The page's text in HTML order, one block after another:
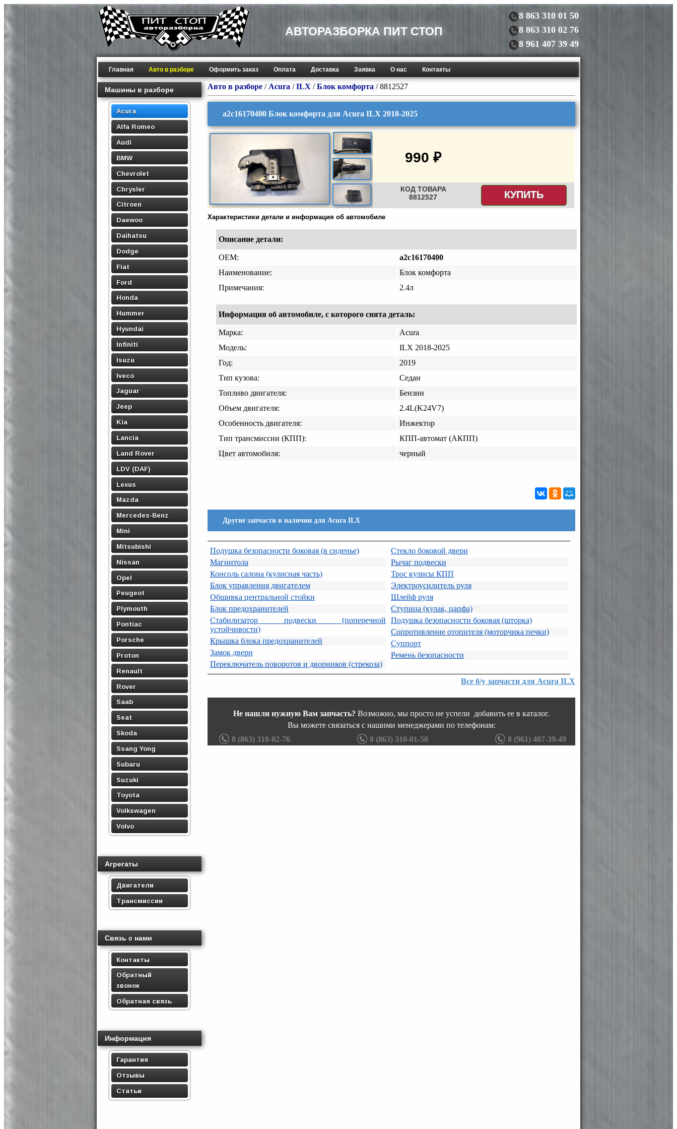
АВТОРАЗБОРКА ПИТ СТОП
8 863 310 01 50
8 863 310 02 76
8 961 407 39 49
Главная Авто в разборе Оформить заказ Оплата Доставка Заявка О нас Контакты
Машины в разборе
Acura
Alfa Romeo
Audi
BMW
Chevrolet
Chrysler
Citroen
Daewoo
Daihatsu
Dodge
Fiat
Ford
Honda
Hummer
Hyundai
Infiniti
Isuzu
Iveco
Jaguar
Jeep
Kia
Lancia
Land Rover
LDV (DAF)
Lexus
Mazda
Mercedes-Benz
Mini
Mitsubishi
Nissan
Opel
Peugeot
Plymouth
Pontiac
Porsche
Proton
Renault
Rover
Saab
Seat
Skoda
Ssang Yong
Subaru
Suzuki
Toyota
Volkswagen
Volvo
Агрегаты
Двигатели
Трансмиссии
Связь с нами
Контакты
Обратный
звонок
Обратная связь
Информация
Гарантия
Отзывы
Статьи
Авто в разборе / Acura /ILX /Блок комфорта / 8812527
a2c16170400 Блок комфорта для Acura ILX 2018-2025
990 ₽
КОД ТОВАРА
8812527
КУПИТЬ
Характеристики детали и информация об автомобиле
Описание детали:
OEM:
a2c16170400
Наименование:
Блок комфорта
Примечания:
2.4л
Информация об автомобиле, с которого снята деталь:
Марка:
Acura
Модель:
ILX 2018-2025
Год:
2019
Тип кузова:
Седан
Топливо двигателя:
Бензин
Объем двигателя:
2.4L(K24V7)
Особенность двигателя:
Инжектор
Тип трансмиссии (КПП):
КПП-автомат (АКПП)
Цвет автомобиля:
черный
Другие запчасти в наличии для Acura ILX
Подушка безопасности боковая (в сиденье)
Магнитола
Консоль салона (кулисная часть)
Блок управления двигателем
Обшивка центральной стойки
Блок предохранителей
Стабилизатор подвески (поперечной
устойчивости)
Крышка блока предохранителей
Замок двери
Переключатель поворотов и дворников (стрекоза)
Стекло боковой двери
Рычаг подвески
Трос кулисы КПП
Электроусилитель руля
Шлейф руля
Ступица (кулак, цапфа)
Подушка безопасности боковая (шторка)
Сопротивление отопителя (моторчика печки)
Суппорт
Ремень безопасности
Все б/у запчасти для Acura ILX
Не нашли нужную Вам запчасть? Возможно, мы просто не успели добавить ее в каталог.
Вы можете связаться с нашими менеджерами по телефонам:
8 (863) 310-02-76
8 (863) 310-01-50 8 (961) 407-39-49